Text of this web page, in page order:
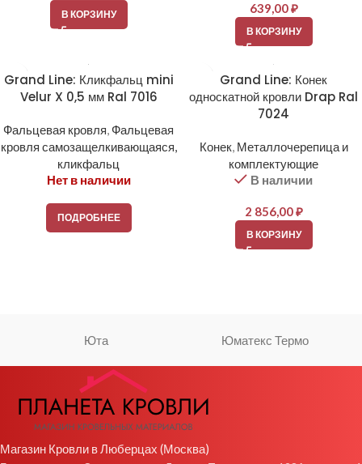
В КОРЗИНУ 639,00₽
В КОРЗИНУ
Grand Line: Кликфальц mini
Velur X 0,5 мм Ral 7016
Фальцевая кровля, Фальцевая
кровля самозащелкивающаяся,
кликфальц
Нет в наличии
ПОДРОБНЕЕ
Grand Line: Конек
односкатной кровли Drap Ral
7024
Конек, Металлочерепица и
комплектующие
В наличии
2 856,00₽
В КОРЗИНУ
Юта Юматекс Термо
Магазин Кровли в Люберцах (Москва)